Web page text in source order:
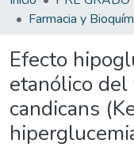
Farmacia y
Efecto
etanólico
candicans